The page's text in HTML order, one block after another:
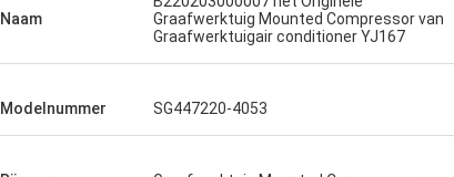
Naam
Graafwerktuig Mounted Compressor van
Graafwerktuigair conditioner YJ167
Modelnummer SG447220-4053